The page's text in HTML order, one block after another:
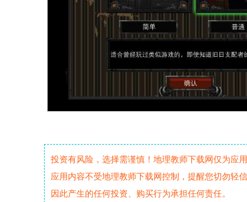
投资有风险，选择需谨慎！地理教师下载网仅为应
应用内容不受地理教师下载网控制，提醒您切勿轻
因此产生的任何投资、购买行为承担任何责任。